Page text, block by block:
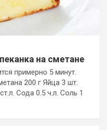
на сметане
примерно 5 минут.
200 г Яйца 3 шт.
Сода 0.5 ч.л. Соль 1